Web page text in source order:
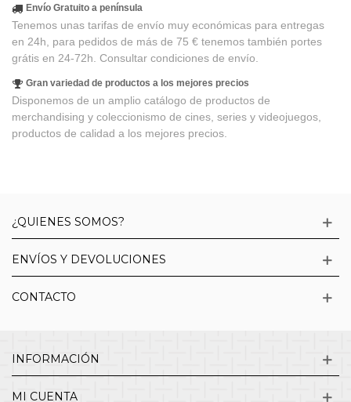
Envío Gratuito a península
Tenemos unas tarifas de envío muy económicas para entregas
en 24h, para pedidos de más de 75 € tenemos también portes
grátis en 24-72h. Consultar condiciones de envío.
Gran variedad de productos a los mejores precios
Disponemos de un amplio catálogo de productos de
merchandising y coleccionismo de cines, series y videojuegos,
productos de calidad a los mejores precios.
¿QUIENES SOMOS?
ENVÍOS Y DEVOLUCIONES
CONTACTO
INFORMACIÓN
MI CUENTA